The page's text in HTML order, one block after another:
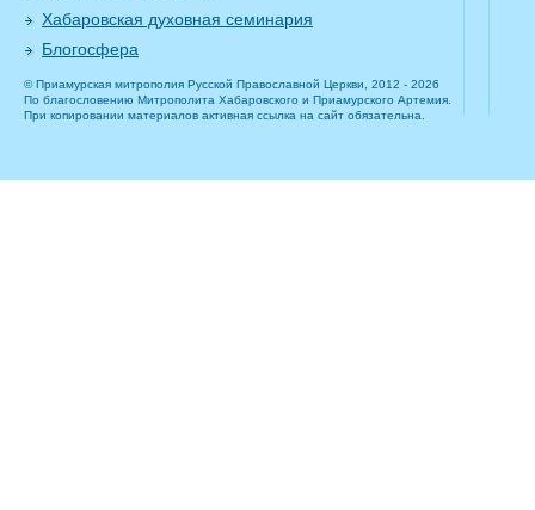
Хабаровская духовная семинария
Блогосфера
© Приамурская митрополия Русской Православной Церкви, 2012 - 2026
По благословению Митрополита Хабаровского и Приамурского Артемия.
При копировании материалов активная ссылка на сайт обязательна.